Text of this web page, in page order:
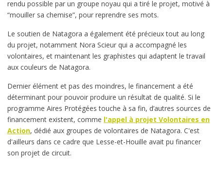
rendu possible par un groupe noyau qui a tiré le projet, motivé à
“mouiller sa chemise”, pour reprendre ses mots.
Le soutien de Natagora a également été précieux tout au long
du projet, notamment Nora Scieur qui a accompagné les
volontaires, et maintenant les graphistes qui adaptent le travail
aux couleurs de Natagora.
Dernier élément et pas des moindres, le financement a été
déterminant pour pouvoir produire un résultat de qualité. Si le
programme Aires Protégées touche à sa fin, d’autres sources de
financement existent, comme l'appel à projet Volontaires en
Action, dédié aux groupes de volontaires de Natagora. C'est
d'ailleurs dans ce cadre que Lesse-et-Houille avait pu financer
son projet de circuit.